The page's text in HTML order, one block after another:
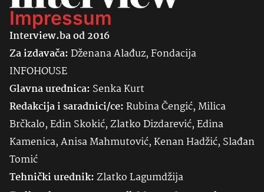
Impressum
Interview.ba od 2016
Za izdavača:Dženana Alađuz, Fondacija
INFOHOUSE
Glavna urednica: SenkaKurt
Redakcija i saradnici/ce:Rubina Čengić, Milica
Brčkalo, Edin Skokić, Zlatko Dizdarević, Edina
Kamenica, Anisa Mahmutović, Kenan Hadžić, Slađan
Tomić
Tehnički urednik:Zlatko Lagumdžija